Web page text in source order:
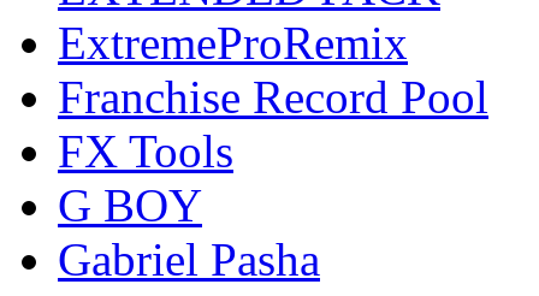
ExtremeProRemix
Franchise Record Pool
FX Tools
G BOY
Gabriel Pasha